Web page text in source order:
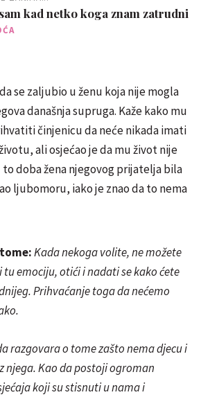
kad netko koga znam zatrudni
se zaljubio u ženu koja nije mogla
današnja supruga. Kaže kako mu
činjenicu da neće nikada imati
ali osjećao je da mu život nije
to doba žena njegovog prijatelja bila
ljubomoru, iako je znao da to nema
Kada nekoga volite, ne možete
emociju, otići i nadati se kako ćete
Prihvaćanje toga da nećemo
razgovara o tome zašto nema djecu i
njega. Kao da postoji ogroman
koji su stisnuti u nama i